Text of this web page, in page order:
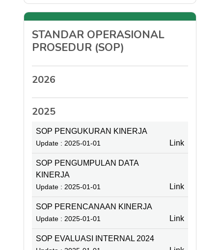
STANDAR OPERASIONAL
PROSEDUR (SOP)
2026
2025
SOP PENGUKURAN KINERJA
Update : 2025-01-01 Link
SOP PENGUMPULAN DATA
KINERJA
Update : 2025-01-01 Link
SOP PERENCANAAN KINERJA
Update : 2025-01-01 Link
SOP EVALUASI INTERNAL 2024